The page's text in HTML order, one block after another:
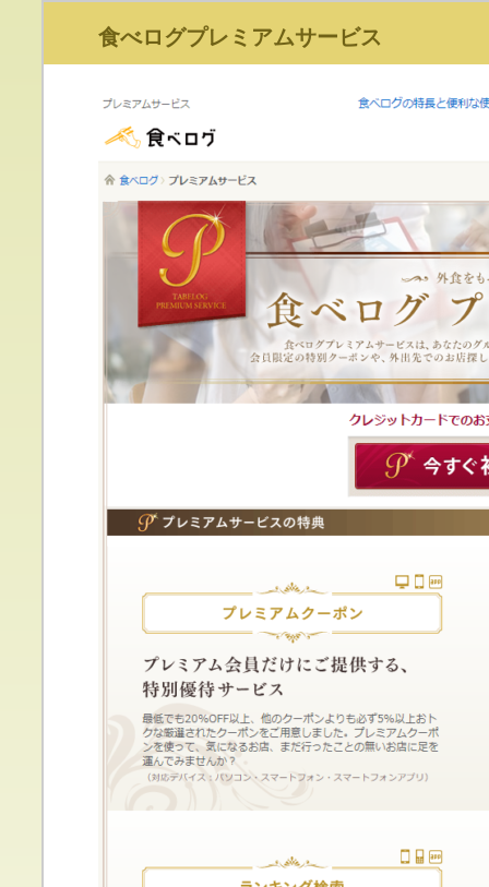
食べログプレミアムサービス